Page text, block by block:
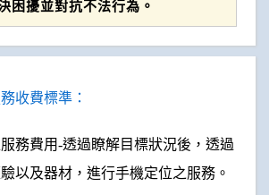
困擾並對抗不法行為。
收費標準：
務費用-透過瞭解目標狀況後，透過
以及器材，進行手機定位之服務。